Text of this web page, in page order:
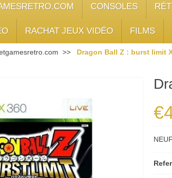
CONSOLES
RACHAT JEUX VIDÉO FILMS
Dragon Ball Z : burst limit